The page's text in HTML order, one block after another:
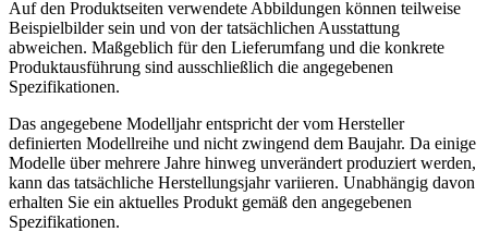
Auf den Produktseiten verwendete Abbildungen können teilweise
Beispielbilder sein und von der tatsächlichen Ausstattung
abweichen. Maßgeblich für den Lieferumfang und die konkrete
Produktausführung sind ausschließlich die angegebenen
Spezifikationen.
Das angegebene Modelljahr entspricht der vom Hersteller
definierten Modellreihe und nicht zwingend dem Baujahr. Da einige
Modelle über mehrere Jahre hinweg unverändert produziert werden,
kann das tatsächliche Herstellungsjahr variieren. Unabhängig davon
erhalten Sie ein aktuelles Produkt gemäß den angegebenen
Spezifikationen.